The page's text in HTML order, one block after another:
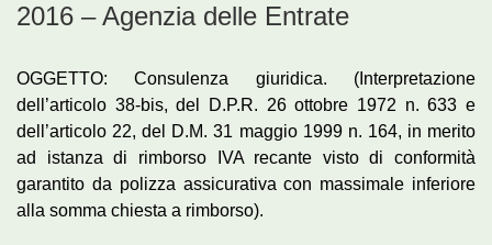
2016 – Agenzia delle Entrate
OGGETTO: Consulenza giuridica. (Interpretazione
dell’articolo 38-bis, del D.P.R. 26 ottobre 1972 n. 633 e
dell’articolo 22, del D.M. 31 maggio 1999 n. 164, in merito
ad istanza di rimborso IVA recante visto di conformità
garantito da polizza assicurativa con massimale inferiore
alla somma chiesta a rimborso).